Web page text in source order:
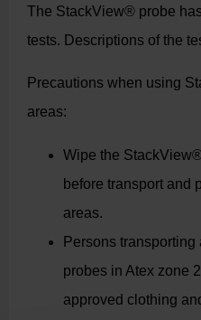
The StackView® probe
tests. Descriptions of the
Precautions when using
areas:
Wipe the
before transport and
areas.
Persons
probes in Atex zone
approved clothing